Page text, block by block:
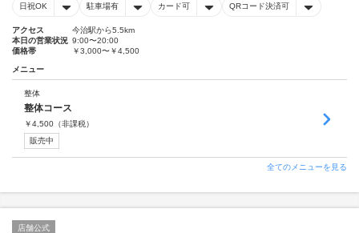
日祝OK 駐車場有 カード可 QRコード決済可
アクセス
今治駅から5.5km
本日の営業状況 9:00〜20:00
価格帯
￥3,000〜￥4,500
メニュー
整体
整体コース
￥4,500 （非課税）
販売中
全てのメニューを見る
店舗公式